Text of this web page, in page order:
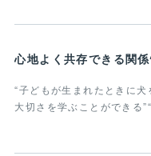
“子どもが生まれたときに犬
大切さを学ぶことができる